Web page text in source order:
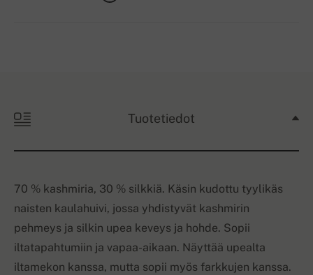
Tuotetiedot
70 % kashmiria, 30 % silkkiä. Käsin kudottu tyylikäs
naisten kaulahuivi, jossa yhdistyvät kashmirin
pehmeys ja silkin upea keveys ja hohde. Sopii
iltatapahtumiin ja vapaa-aikaan. Näyttää upealta
iltamekon kanssa, mutta sopii myös farkkujen kanssa.